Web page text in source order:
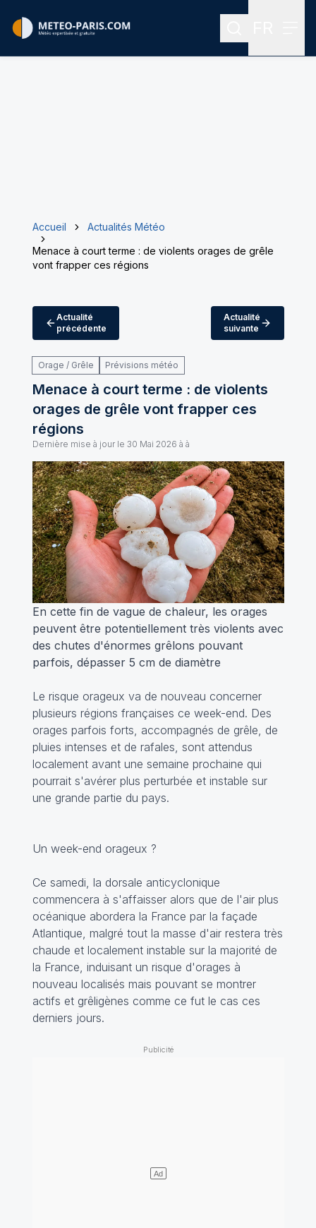
Rechercher
Accueil
Actualités Météo
Menace à court terme : de violents orages de grêle
vont frapper ces régions
Actualité
précédente
Actualité
suivante
Orage / Grêle Prévisions météo
Menace à court terme : de violents
orages de grêle vont frapper ces
régions
Dernière mise à jour le 30 Mai 2026 à à
En cette fin de vague de chaleur, les orages
peuvent être potentiellement très violents avec
des chutes d'énormes grêlons pouvant
parfois, dépasser 5 cm de diamètre
Le risque orageux va de nouveau concerner
plusieurs régions françaises ce week-end. Des
orages parfois forts, accompagnés de grêle, de
pluies intenses et de rafales, sont attendus
localement avant une semaine prochaine qui
pourrait s'avérer plus perturbée et instable sur
une grande partie du pays.
Un week-end orageux ?
Ce samedi, la dorsale anticyclonique
commencera à s'affaisser alors que de l'air plus
océanique abordera la France par la façade
Atlantique, malgré tout la masse d'air restera très
chaude et localement instable sur la majorité de
la France, induisant un risque d'orages à
nouveau localisés mais pouvant se montrer
actifs et grêligènes comme ce fut le cas ces
derniers jours.